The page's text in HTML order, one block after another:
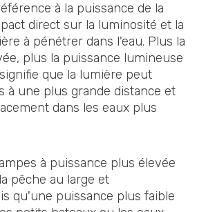
à la puissance de la
direct sur la luminosité et la
à pénétrer dans l'eau. Plus la
plus la puissance lumineuse
que la lumière peut
à une plus grande distance et
dans les eaux plus
à puissance plus élevée
pêche au large et
qu'une puissance plus faible